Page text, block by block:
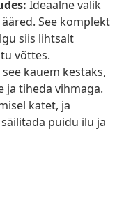
Ideaalne valik
See komplekt
siis lihtsalt
võttes.
see kauem kestaks,
ja tiheda vihmaga.
katet, ja
puidu ilu ja